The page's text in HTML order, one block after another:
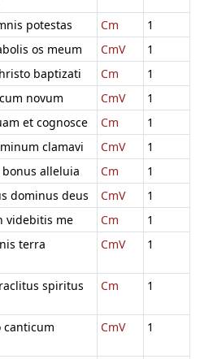
potestas Cm
1
os meum CmV
1
baptizati Cm
1
novum CmV
1
et cognosce Cm
1
clamavi CmV
1
alleluia Cm
1
dominus deus CmV
1
videbitis me Cm
1
terra
CmV 1
spiritus
Cm 1
canticum
CmV 1